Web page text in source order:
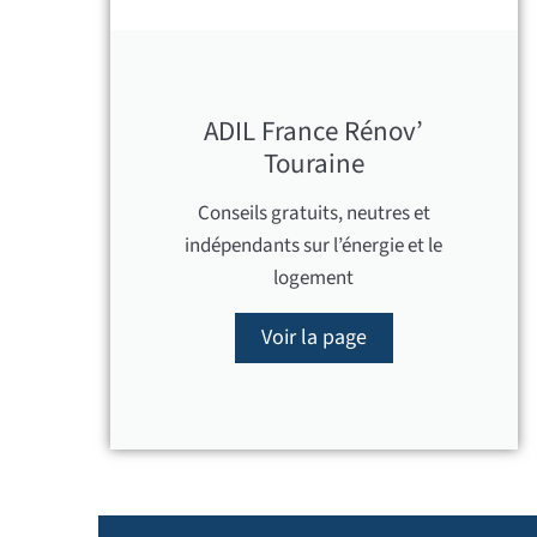
ADIL France Rénov’
Touraine
Conseils gratuits, neutres et
indépendants sur l’énergie et le
logement
Voir la page